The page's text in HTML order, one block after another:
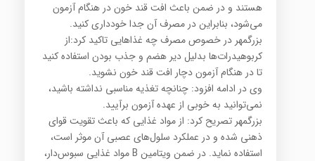
هستند و در ضمن باعث افت قند خون در هنگام آزمون
می‌شود، بنابراین در مصرف آن جدا خودداری کنید.
بزرگمهر در خصوص مصرف چه غذاهایی تاکید کرد:از
کربوهیدرات‌ها بدلیل دیر هضم و جذب بودن استفاده کنید
تا در هنگام آزمون دچار افت قند خون نشوید.
وی در ادامه افزود: چنانچه تغذیه مناسبی نداشته باشید،
نمی‌توانید به خوبی از عهده آزمون برآیید.
بزرگمهر تصریح کرد: از مواد غذایی که باعث تقویت قوای
ذهنی شده و در عملکرد سلول‌های عصبی آن موثر است،
استفاده نماید. در ضمن ویتامین B مواد غذایی سبوس‌دار،